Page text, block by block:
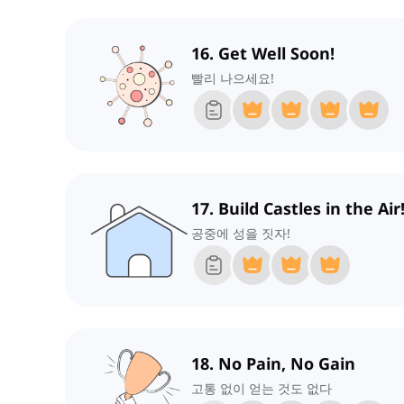
16. Get Well Soon!
빨리 나으세요!
17. Build Castles in the Air!
공중에 성을 짓자!
18. No Pain, No Gain
고통 없이 얻는 것도 없다